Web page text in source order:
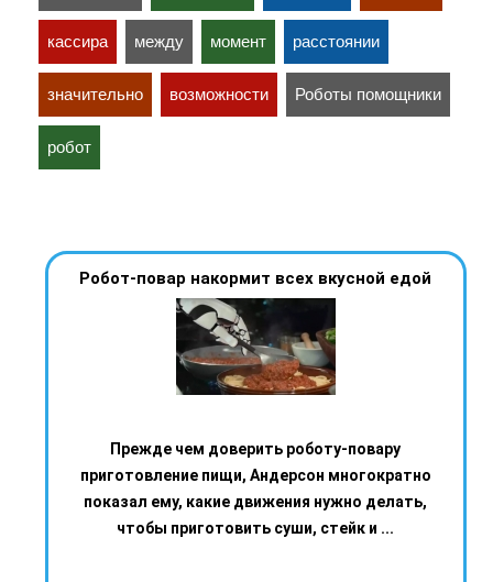
кассира между момент расстоянии
значительно возможности Роботы помощники
робот
Робот-повар накормит всех вкусной едой
Прежде чем доверить роботу-повару
приготовление пищи, Андерсон многократно
показал ему, какие движения нужно делать,
чтобы приготовить суши, стейк и ...